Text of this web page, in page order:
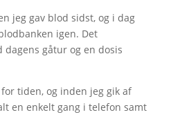
jeg gav blod sidst, og i dag
igen. Det
dagens gåtur og en dosis
tiden, og inden jeg gik af
en enkelt gang i telefon samt